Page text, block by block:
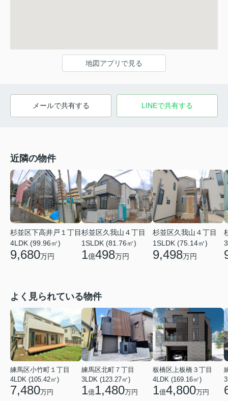
地図アプリで見る
メールで共有する LINEで共有する
近隣の物件
杉並区下高井戸１丁目
4LDK (99.96㎡)
9,680万円
杉並区久我山４丁目
1SLDK (81.76㎡)
1億498万円
杉並区久我山４丁目
1SLDK (75.14㎡)
9,498万円
よく見られている物件
練馬区小竹町１丁目
4LDK (105.42㎡)
7,480万円
練馬区北町７丁目
3LDK (123.27㎡)
1億1,480万円
板橋区上板橋３丁目
4LDK (169.16㎡)
1億4,800万円